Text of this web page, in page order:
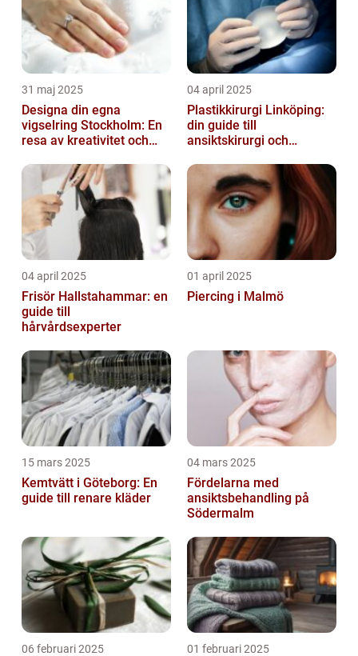
31 maj 2025
Designa din egna
vigselring Stockholm: En
resa av kreativitet och
04 april 2025
Plastikkirurgi Linköping:
din guide till
ansiktskirurgi och
04 april 2025
Frisör Hallstahammar: en
guide till
hårvårdsexperter
01 april 2025
Piercing i Malmö
15 mars 2025
Kemtvätt i Göteborg: En
guide till renare kläder
04 mars 2025
Fördelarna med
ansiktsbehandling på
Södermalm
06 februari 2025 01 februari 2025